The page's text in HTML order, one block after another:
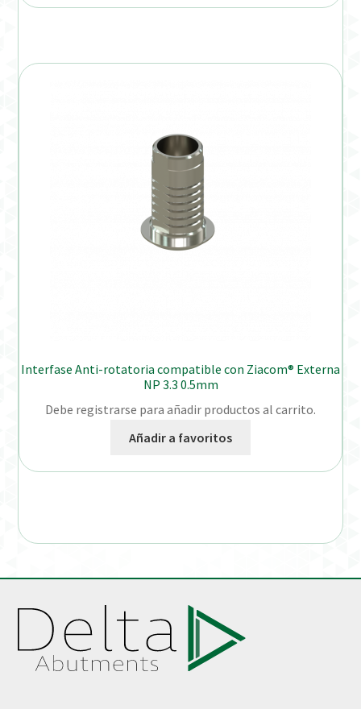
Interfase Anti-rotatoria compatible con Ziacom® Externa
NP 3.3 0.5mm
Debe registrarse para añadir productos al carrito.
Añadir a favoritos